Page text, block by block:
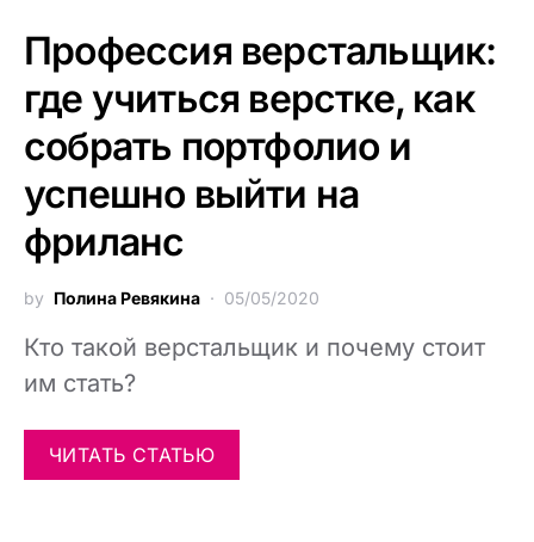
Профессия верстальщик:
где учиться верстке, как
собрать портфолио и
успешно выйти на
фриланс
by Полина Ревякина 05/05/2020
Кто такой верстальщик и почему стоит
им стать?
ЧИТАТЬ СТАТЬЮ